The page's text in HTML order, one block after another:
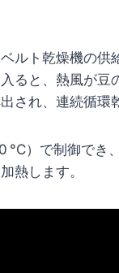
ルト乾燥機の
ると、熱風が
され、連続循環
°C）で制御でき
熱します。